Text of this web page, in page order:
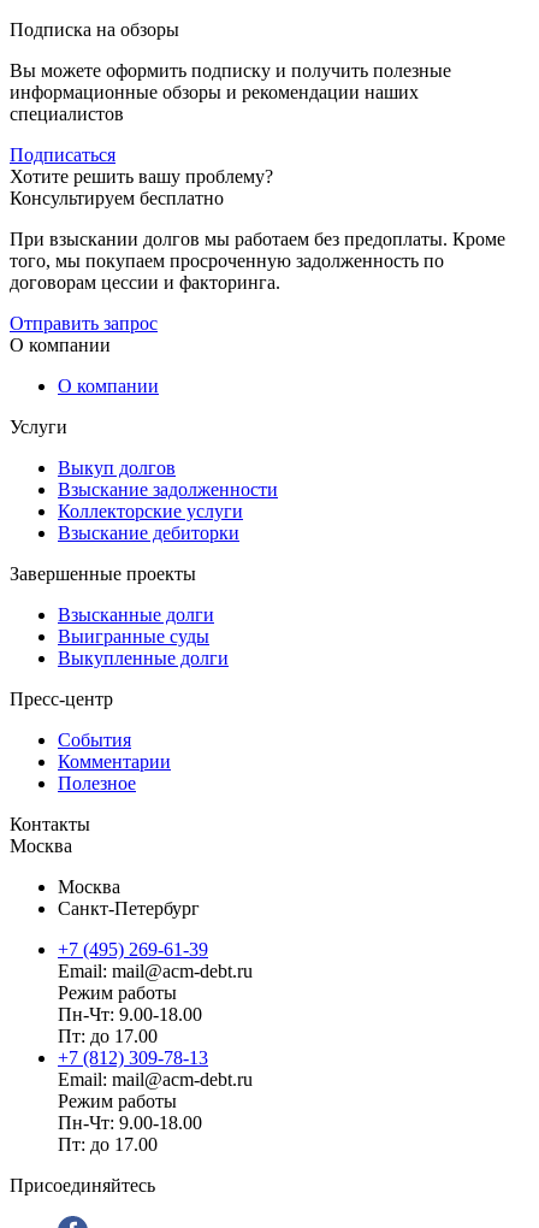
Подписка на обзоры
Вы можете оформить подписку и получить полезные
информационные обзоры и рекомендации наших
специалистов
Подписаться
Хотите решить вашу проблему?
Консультируем бесплатно
При взыскании долгов мы работаем без предоплаты. Кроме
того, мы покупаем просроченную задолженность по
договорам цессии и факторинга.
Отправить запрос
О компании
О компании
Услуги
Выкуп долгов
Взыскание задолженности
Коллекторские услуги
Взыскание дебиторки
Завершенные проекты
Взысканные долги
Выигранные суды
Выкупленные долги
Пресс-центр
События
Комментарии
Полезное
Контакты
Москва
Москва
Санкт-Петербург
+7 (495) 269-61-39
Email: mail@acm-debt.ru
Режим работы
Пн-Чт: 9.00-18.00
Пт: до 17.00
+7 (812) 309-78-13
Email: mail@acm-debt.ru
Режим работы
Пн-Чт: 9.00-18.00
Пт: до 17.00
Присоединяйтесь